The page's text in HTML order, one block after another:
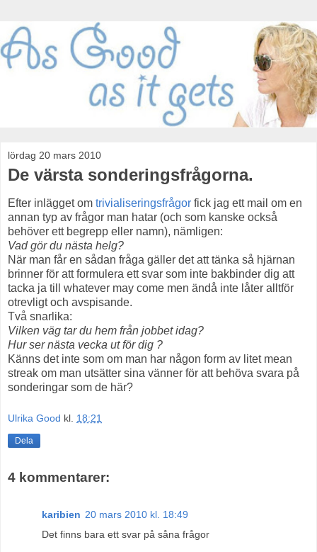
lördag 20 mars 2010
De värsta sonderingsfrågorna.
Efter inlägget om trivialiseringsfrågor fick jag ett mail om en
annan typ av frågor man hatar (och som kanske också
behöver ett begrepp eller namn), nämligen:
Vad gör du nästa helg?
När man får en sådan fråga gäller det att tänka så hjärnan
brinner för att formulera ett svar som inte bakbinder dig att
tacka ja till whatever may come men ändå inte låter alltför
otrevligt och avspisande.
Två snarlika:
Vilken väg tar du hem från jobbet idag?
Hur ser nästa vecka ut för dig ?
Känns det inte som om man har någon form av litet mean
streak om man utsätter sina vänner för att behöva svara på
sonderingar som de här?
Ulrika Good kl. 18:21
Dela
4 kommentarer:
karibien 20 mars 2010 kl. 18:49
Det finns bara ett svar på såna frågor